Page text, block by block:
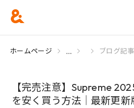
ホームページ ... ブログ記事
【完売注意】Supreme
を安く買う方法｜最新更